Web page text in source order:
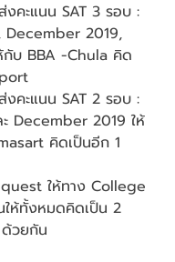
คะแนน SAT 3 รอบ :
2019,
บ BBA -Chula คิด
คะแนน SAT 2 รอบ :
December 2019 ให้
คิดเป็นอีก 1
ให้ทาง College
ห้ทั้งหมดคิดเป็น 2
วยกัน